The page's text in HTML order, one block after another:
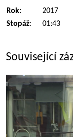
Rok:
2017
Stopáž:
01:43
Související